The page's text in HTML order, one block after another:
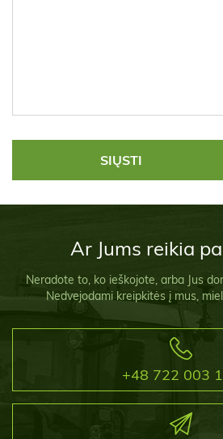
Ar Jums reikia
Neradote to, ko ieškojote, arba Jus
Nedvejodami kreipkitės į mus,
+48 722 003